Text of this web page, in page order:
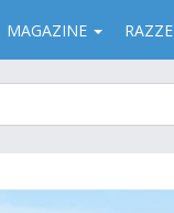
MAGAZINE RAZZE